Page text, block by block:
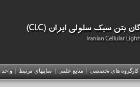
کارگروه های تخصصی |منابع علمی |سایتهای مرتبط |واحد